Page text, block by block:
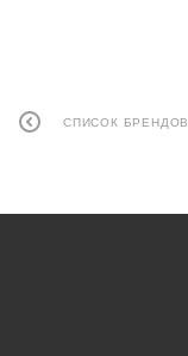
СПИСОК БРЕНДОВ